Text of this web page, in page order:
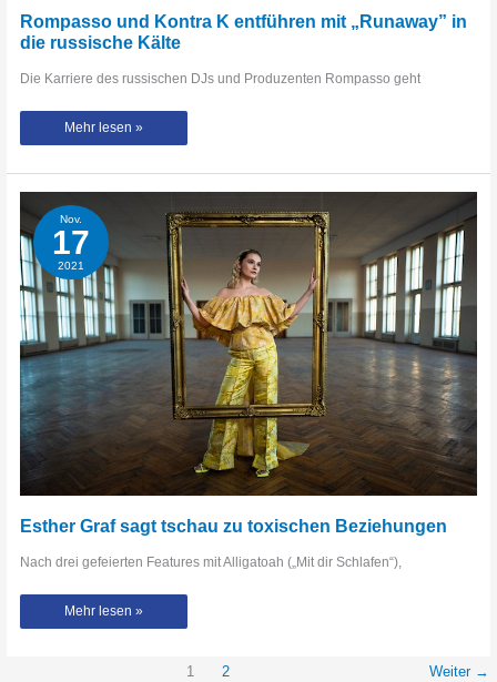
Rompasso und Kontra K entführen mit „Runaway” in
die russische Kälte
Die Karriere des russischen DJs und Produzenten Rompasso geht
Rompasso
Kontra
entführen
in
die
russische
Kälte
Mehr lesen »
Nov.
17
2021
Esther Graf sagt tschau zu toxischen Beziehungen
Nach drei gefeierten Features mit Alligatoah („Mit dir Schlafen“),
Esther
sagt
Mehr lesen »
1 2 Weiter →